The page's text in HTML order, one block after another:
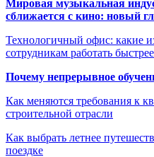
Мировая музыкальная
сближается с кино: новый
Технологичный офис: какие
сотрудникам работать
Почему непрерывное
Как меняются требования к
строительной отрасли
Как выбрать летнее
поездке